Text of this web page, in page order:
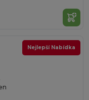
Nejlepší Nabídka